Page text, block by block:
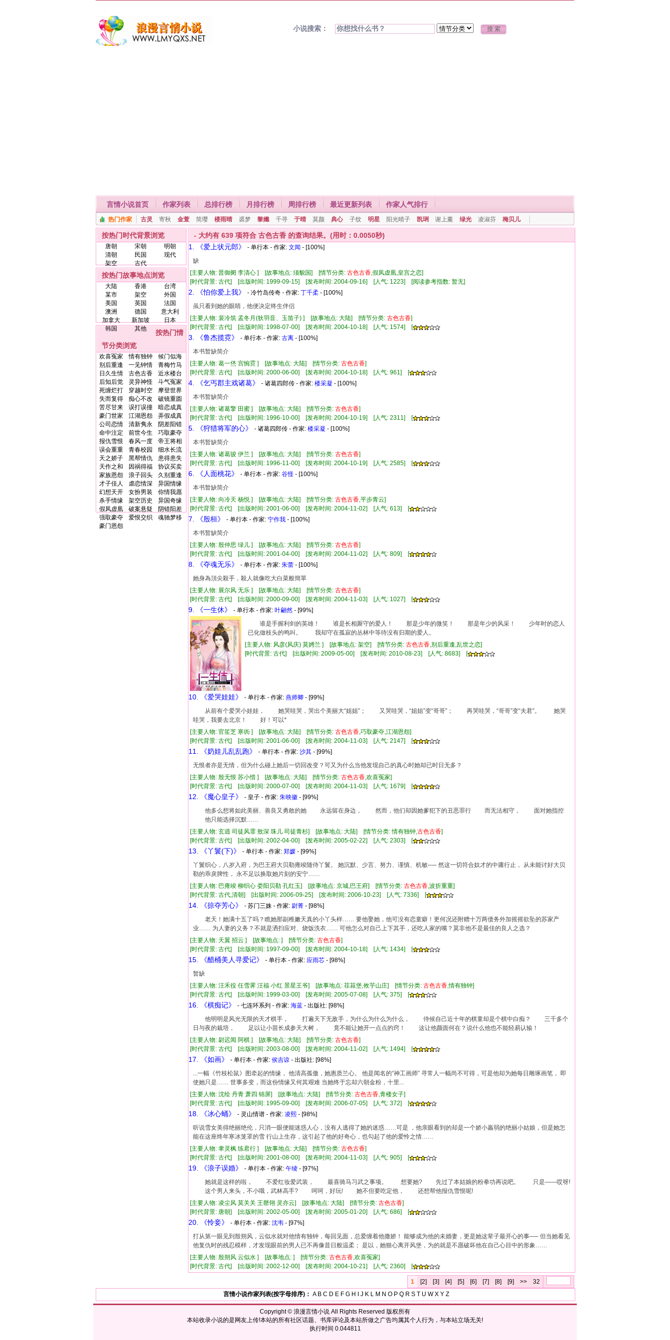
小说搜索：
言情小说首页 作家列表 总排行榜 月排行榜 周排行榜 最近更新列表 作家人气排行
热门作家 古灵 寄秋 金萱 简璎 楼雨晴 裘梦 黎孅 千寻 于晴 莫颜 典心 子纹 明星 阳光晴子 凯琍 谢上薰 绿光 凌淑芬 梅贝儿
按热门时代背景浏览
唐朝 宋朝
明朝
清朝
民国
现代
架空
古代
按热门故事地点浏览
大陆 香港
台湾
某市
架空
外国
美国
英国
法国
澳洲
德国
意大利
加拿大
新加坡
日本
韩国
其他
按热门情
节分类浏览
欢喜冤家 情有独钟
候门似海
别后重逢
一见钟情
青梅竹马
日久生情
古色古香
近水楼台
后知后觉
灵异神怪
斗气冤家
死缠烂打
穿越时空
摩登世界
失而复得
痴心不改
破镜重圆
苦尽甘来
误打误撞
暗恋成真
豪门世家
江湖恩怨
弄假成真
公司恋情
清新隽永
阴差阳错
命中注定
前世今生
巧取豪夺
报仇雪恨
春风一度
帝王将相
误会重重
青春校园
细水长流
天之娇子
黑帮情仇
患得患失
天作之和
因祸得福
协议买卖
家族恩怨
浪子回头
久别重逢
才子佳人
虐恋情深
异国情缘
幻想天开
女扮男装
你情我愿
杀手情缘
架空历史
异国奇缘
假凤虚凰
破案悬疑
阴错阳差
强取豪夺
爱恨交织
魂驰梦移
豪门恩怨
- 大约有 639 项符合 古色古香 的查询结果。(用时：0.0050秒)
1. 《爱上状元郎》
- 单行本 - 作家: 文闻 - [100%]
缺
[主要人物: 晋御阌 李清心 ] [故事地点: 须貌国] [情节分类: 古色古香,假凤虚凰,皇宫之恋]
[时代背景: 古代] [出版时间: 1999-09-15] [发布时间: 2004-09-16] [人气: 1223] [阅读参考指数: 暂无]
2. 《怕你爱上我》 - 冷竹岛传奇 - 作家: 丁千柔 - [100%]
虽只看到她的眼睛，他便决定终生伴侣
[主要人物: 裴冷筑 孟冬月(狄羽音、玉笛子) ] [故事地点: 大陆] [情节分类: 古色古香]
[时代背景: 古代] [出版时间: 1998-07-00] [发布时间: 2004-10-18] [人气: 1574] [
3. 《鲁杰揽霓》 - 单行本 - 作家: 古离 - [100%]
本书暂缺简介
[主要人物: 葛一烋 宫惋霓 ] [故事地点: 大陆] [情节分类: 古色古香]
[时代背景: 古代] [出版时间: 2000-06-00] [发布时间: 2004-10-18] [人气: 961] [
4. 《乞丐郡主戏诸葛》 - 诸葛四郎传 - 作家: 楼采凝 - [100%]
本书暂缺简介
[主要人物: 诸葛擎 田蜜 ] [故事地点: 大陆] [情节分类: 古色古香]
[时代背景: 古代] [出版时间: 1996-10-00] [发布时间: 2004-10-19] [人气: 2311] [
5. 《狩猎将军的心》 - 诸葛四郎传 - 作家: 楼采凝 - [100%]
本书暂缺简介
[主要人物: 诸葛骏 伊兰 ] [故事地点: 大陆] [情节分类: 古色古香]
[时代背景: 古代] [出版时间: 1996-11-00] [发布时间: 2004-10-19] [人气: 2585] [
6. 《人面桃花》 - 单行本 - 作家: 谷怪 - [100%]
本书暂缺简介
[主要人物: 向冷天 杨悦 ] [故事地点: 大陆] [情节分类: 古色古香,平步青云]
[时代背景: 古代] [出版时间: 2001-06-00] [发布时间: 2004-11-02] [人气: 613] [
7. 《殷桓》 - 单行本 - 作家: 宁作我 - [100%]
本书暂缺简介
[主要人物: 殷仲思 绿儿 ] [故事地点: 大陆] [情节分类: 古色古香]
[时代背景: 古代] [出版时间: 2001-04-00] [发布时间: 2004-11-02] [人气: 809] [
8. 《夺魂无乐》 - 单行本 - 作家: 朱蕾 - [100%]
她身為頂尖殺手，殺人就像吃大白菜般簡單
[主要人物: 展尔风 无乐 ] [故事地点: 大陆] [情节分类: 古色古香]
[时代背景: 古代] [出版时间: 2000-09-00] [发布时间: 2004-11-03] [人气: 1027] [
9. 《一生休》 - 单行本 - 作家: 叶翩然 - [99%]
谁是手握利剑的英雄！ 谁是长相厮守的爱人！ 那是少年的微笑！ 那是年少的风采！ 少年时的恋人
已化做枝头的鸣叫。 我却守在孤寂的丛林中等待没有归期的爱人。
[主要人物: 风彦(风庆) 莫娉兰 ] [故事地点: 架空] [情节分类: 古色古香,别后重逢,乱世之恋]
[时代背景: 古代] [出版时间: 2009-05-00] [发布时间: 2010-08-23] [人气: 8683] [
10. 《爱哭娃娃》 - 单行本 - 作家: 燕师卿 - [99%]
从前有个爱哭小娃娃， 她哭哇哭，哭出个美丽大“姐姐”； 又哭哇哭，“姐姐”变“哥哥”； 再哭哇哭，“哥哥”变“夫君”。 她哭
哇哭，我要去北京！ 好！可以*
[主要人物: 官笙芝 寒衖 ] [故事地点: 大陆] [情节分类: 古色古香,巧取豪夺,江湖恩怨]
[时代背景: 古代] [出版时间: 2001-06-00] [发布时间: 2004-11-03] [人气: 2147] [
11. 《奶娃儿乱乱跑》 - 单行本 - 作家: 沙其 - [99%]
无恨者亦是无情，但为什么碰上她后一切回改变？可又为什么当他发现自己的真心时她却已时日无多？
[主要人物: 殷无恨 苏小惜 ] [故事地点: 大陆] [情节分类: 古色古香,欢喜冤家]
[时代背景: 古代] [出版时间: 2000-07-00] [发布时间: 2004-11-03] [人气: 1679] [
12. 《魔心皇子》 - 皇子 - 作家: 朱映徽 - [99%]
他多么想将如此美丽、善良又勇敢的她 永远留在身边， 然而，他们却因她爹犯下的丑恶罪行 而无法相守， 面对她指控
他只能选择沉默……
[主要人物: 玄逍 司徒风霏 敖深 珠儿 司徒青杉] [故事地点: 大陆] [情节分类: 情有独钟,古色古香]
[时代背景: 古代] [出版时间: 2002-04-00] [发布时间: 2005-02-22] [人气: 2303] [
13. 《丫鬟(下)》 - 单行本 - 作家: 郑媛 - [99%]
丫鬟织心，八岁入府，为巴王府大贝勒雍竣随侍丫鬟。 她沉默、少言、努力、谨慎、机敏── 然这一切符合奴才的中庸行止， 从未能讨好大贝
勒的乖戾脾性， 永不足以换取她片刻的安宁……
[主要人物: 巴雍竣 柳织心 娄阳贝勒 孔红玉] [故事地点: 京城,巴王府] [情节分类: 古色古香,波折重重]
[时代背景: 古代,清朝] [出版时间: 2006-09-25] [发布时间: 2006-10-23] [人气: 7336] [
14. 《掠夺芳心》 - 苏门三姝 - 作家: 尉菁 - [98%]
老天！她满十五了吗？瞧她那副稚嫩天真的小丫头样…… 要他娶她，他可没有恋童癖！更何况还附赠十万两债务外加摇摇欲坠的苏家产
业…… 为人妻的义务？不就是洒扫应对、烧饭洗衣…… 可他怎么对自己上下其手，还吃人家的嘴？莫非他不是最佳的良人之选？
[主要人物: 天翼 招云 ] [故事地点: ] [情节分类: 古色古香]
[时代背景: 古代] [出版时间: 1997-09-00] [发布时间: 2004-10-18] [人气: 1434] [
15. 《醋桶美人寻爱记》 - 单行本 - 作家: 应雨芯 - [98%]
暂缺
[主要人物: 汪禾役 任雪霁 汪福 小红 景星王爷] [故事地点: 荏菽堡,攸芋山庄] [情节分类: 古色古香,情有独钟]
[时代背景: 古代] [出版时间: 1999-03-00] [发布时间: 2005-07-08] [人气: 375] [
16. 《棋痴记》 - 七连环系列 - 作家: 海蓝 - 出版社: [98%]
他明明是风光无限的天才棋手， 打遍天下无敌手，为什么为什么为什么， 侍候自己近十年的棋童却是个棋中白痴？ 三千多个
日与夜的栽培， 足以让小苗长成参天大树， 竟不能让她开一点点的窍！ 这让他颜面何在？说什么他也不能轻易认输！
[主要人物: 尉迟闻 阿棋 ] [故事地点: 大陆] [情节分类: 古色古香]
[时代背景: 古代] [出版时间: 2003-08-00] [发布时间: 2004-11-02] [人气: 1494] [
17. 《如画》 - 单行本 - 作家: 侯吉谅 - 出版社: [98%]
...一幅《竹枝松鼠》图牵起的情缘， 他清高孤傲，她惠质兰心。 他是闻名的“神工画师” 寻常人一幅尚不可得，可是他却为她每日雕琢画笔， 即
使她只是…… 世事多变，而这份情缘又何其艰难 当她终于忘却六朝金粉，十里...
[主要人物: 沈绘 丹青 萧四 锦屏] [故事地点: 大陆] [情节分类: 古色古香,青楼女子]
[时代背景: 古代] [出版时间: 1995-09-00] [发布时间: 2006-07-05] [人气: 372] [
18. 《冰心蛹》 - 灵山情谱 - 作家: 凌熙 - [98%]
听说雪女美得绝丽绝伦，只消一眼便能迷惑人心，没有人逃得了她的迷惑……可是 ，他亲眼看到的却是一个娇小羸弱的绝丽小姑娘，但是她怎
能在这座终年寒冰笼罩的雪 行山上生存，这引起了他的好奇心，也勾起了他的爱怜之情……
[主要人物: 聿灵枫 练君行 ] [故事地点: 大陆] [情节分类: 古色古香]
[时代背景: 古代] [出版时间: 2001-08-00] [发布时间: 2004-11-03] [人气: 905] [
19. 《浪子误婚》 - 单行本 - 作家: 午绫 - [97%]
她就是这样的啦， 不爱红妆爱武装， 最喜骑马习武之事项。 想要她? 先过了本姑娘的粉拳功再说吧。 只是——哎呀!
这个男人来头，不小哦，武林高手? 呵呵，好玩! 她不但要吃定他， 还想帮他报仇雪恨呢!
[主要人物: 凌尘风 莫关关 王罄翎 灵亦云] [故事地点: 大陆] [情节分类: 古色古香]
[时代背景: 唐朝] [出版时间: 2002-05-00] [发布时间: 2005-01-20] [人气: 686] [
20. 《怜妾》 - 单行本 - 作家: 沈韦 - [97%]
打从第一眼见到殷朔风，云似水就对他情有独钟，每回见面，总爱缠着他撒娇！ 能够成为他的未婚妻，更是她这辈子最开心的事── 但当她看见
他复仇时的残忍模样，才发现眼前的男人已不再像昔日般温柔； 是以，她狠心离开风堡，为的就是不愿破坏他在自己心目中的形象……
[主要人物: 殷朔风 云似水 ] [故事地点: ] [情节分类: 古色古香,欢喜冤家]
[时代背景: 古代] [出版时间: 2002-12-00] [发布时间: 2004-10-21] [人气: 2360] [
1 [2] [3] [4] [5] [6] [7] [8] [9] >>
32
言情小说作家列表(按字母排序)： A B C D E F G H J K L M N O P Q R S T U W X Y Z
Copyright © 浪漫言情小说 All Rights Reserved 版权所有
本站收录小说的是网友上传!本站的所有社区话题、书库评论及本站所做之广告均属其个人行为，与本站立场无关!
执行时间 0.044811